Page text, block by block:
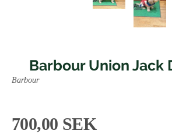
Barbour Union Jack
Barbour
700,00 SEK